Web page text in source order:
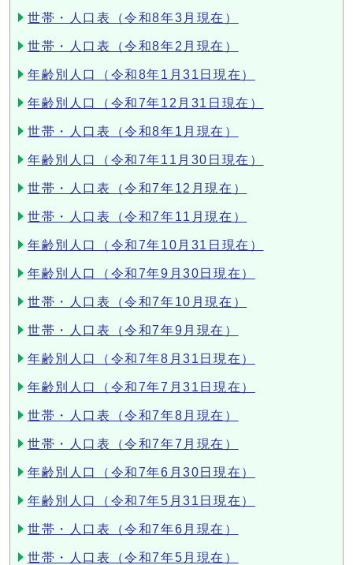
世帯・人口表（令和8年3月現在）
世帯・人口表（令和8年2月現在）
年齢別人口（令和8年1月31日現在）
年齢別人口（令和7年12月31日現在）
世帯・人口表（令和8年1月現在）
年齢別人口（令和7年11月30日現在）
世帯・人口表（令和7年12月現在）
世帯・人口表（令和7年11月現在）
年齢別人口（令和7年10月31日現在）
年齢別人口（令和7年9月30日現在）
世帯・人口表（令和7年10月現在）
世帯・人口表（令和7年9月現在）
年齢別人口（令和7年8月31日現在）
年齢別人口（令和7年7月31日現在）
世帯・人口表（令和7年8月現在）
世帯・人口表（令和7年7月現在）
年齢別人口（令和7年6月30日現在）
年齢別人口（令和7年5月31日現在）
世帯・人口表（令和7年6月現在）
世帯・人口表（令和7年5月現在）